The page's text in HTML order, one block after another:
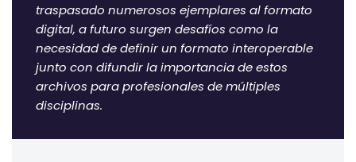
traspasado numerosos ejemplares al formato
digital, a futuro surgen desafíos como la
necesidad de definir un formato interoperable
junto con difundir la importancia de estos
archivos para profesionales de múltiples
disciplinas.